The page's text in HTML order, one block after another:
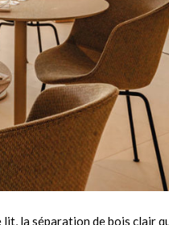
la séparation de bois clair